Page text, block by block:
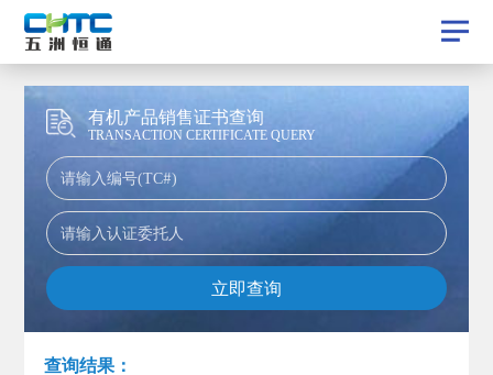
有机产品销售证书查询
TRANSACTION CERTIFICATE QUERY
查询结果：